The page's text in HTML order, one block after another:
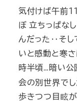
気付けば午前11
ぼ 立ちっぱな
んだった ‥ そ
いと感動と寒
時半頃… 暗い公
会の別世界で
歩きつつ目眩が